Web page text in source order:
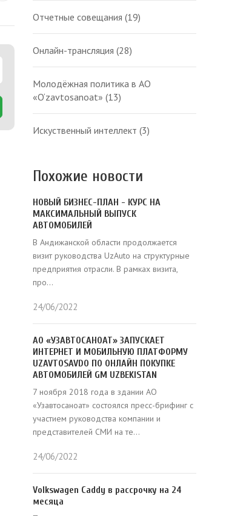
Отчетные совещания (19)
Онлайн-трансляция (28)
Молодёжная политика в АО
«O‘zavtosanoat» (13)
Искуственный интеллект (3)
Похожие новости
НОВЫЙ БИЗНЕС-ПЛАН - КУРС НА
МАКСИМАЛЬНЫЙ ВЫПУСК
АВТОМОБИЛЕЙ
В Андижанской области продолжается
визит руководства UzAuto на структурные
предприятия отрасли. В рамках визита,
про...
24/06/2022
АО «УЗАВТОСАНОАТ» ЗАПУСКАЕТ
ИНТЕРНЕТ И МОБИЛЬНУЮ ПЛАТФОРМУ
UZAVTOSAVDO ПО ОНЛАЙН ПОКУПКЕ
АВТОМОБИЛЕЙ GM UZBEKISTAN
7 ноября 2018 года в здании АО
«Узавтосаноат» состоялся пресс-брифинг с
участием руководства компании и
представителей СМИ на те...
24/06/2022
Volkswagen Caddy в рассрочку на 24
месяца